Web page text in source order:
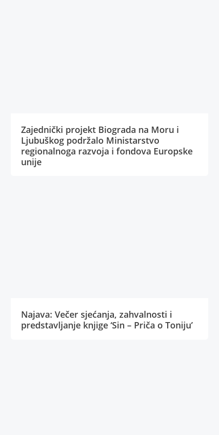
Zajednički projekt Biograda na Moru i
Ljubuškog podržalo Ministarstvo
regionalnoga razvoja i fondova Europske
unije
Najava: Večer sjećanja, zahvalnosti i
predstavljanje knjige ‘Sin – Priča o Toniju’